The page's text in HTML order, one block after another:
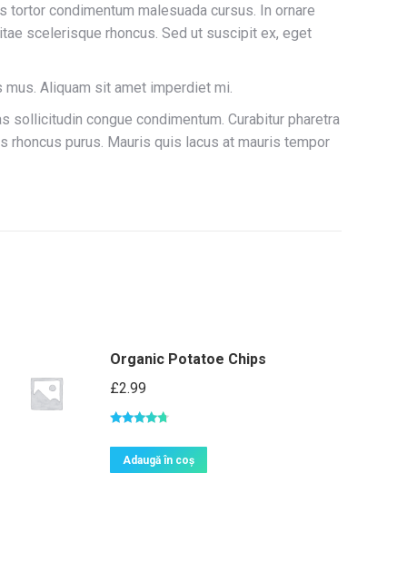
condimentum malesuada cursus. In ornare
scelerisque rhoncus. Sed ut suscipit ex, eget
Aliquam sit amet imperdiet mi.
sollicitudin congue condimentum. Curabitur pharetra
purus. Mauris quis lacus at mauris tempor
Organic Potatoe Chips
£2.99
4.50din 5
Adaugă în coș